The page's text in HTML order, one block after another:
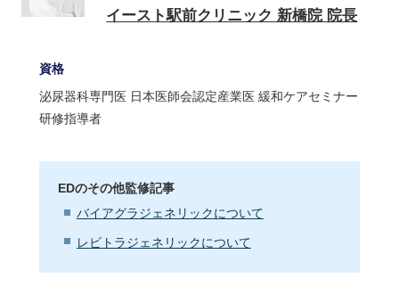
イースト駅前クリニック 新橋院 院長
資格
泌尿器科専門医 日本医師会認定産業医 緩和ケアセミナー
研修指導者
EDのその他監修記事
バイアグラジェネリックについて
レビトラジェネリックについて